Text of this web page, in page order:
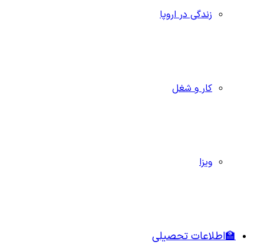
زندگی در اروپا
کار و شغل
ویزا
🏫اطلاعات تحصیلی